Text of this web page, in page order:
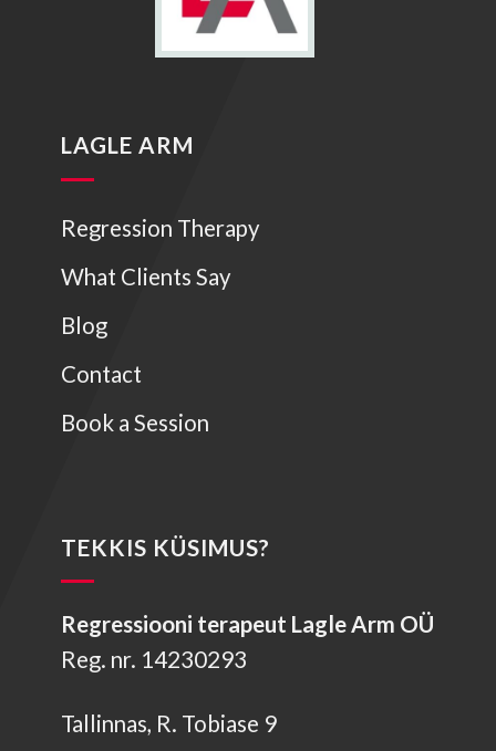
LAGLE ARM
Regression Therapy
What Clients Say
Blog
Contact
Book a Session
TEKKIS KÜSIMUS?
Regressiooni terapeut Lagle Arm OÜ
Reg. nr. 14230293
Tallinnas, R. Tobiase 9